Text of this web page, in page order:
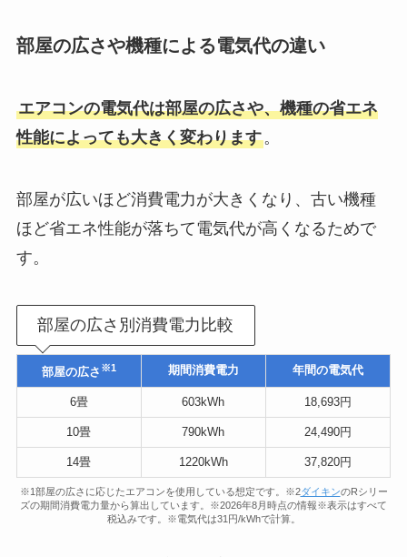
部屋の広さや機種による電気代の違い
エアコンの電気代は部屋の広さや、機種の省エネ
性能によっても大きく変わります。
部屋が広いほど消費電力が大きくなり、古い機種
ほど省エネ性能が落ちて電気代が高くなるためで
す。
部屋の広さ別消費電力比較
部屋の広さ ※1 期間消費電力 年間の電気代
6畳 603kWh 18,693円
10畳 790kWh 24,490円
14畳 1220kWh 37,820円
※1部屋の広さに応じたエアコンを使用している想定です。※2ダイキンのRシリー
ズの期間消費電力量から算出しています。※2026年8月時点の情報※表示はすべて
税込みです。※電気代は31円/kWhで計算。